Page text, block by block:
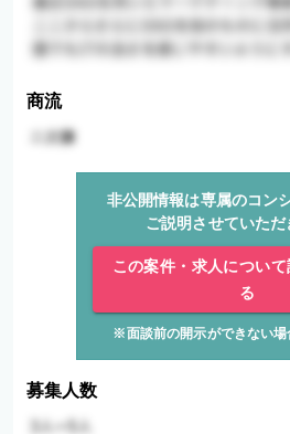
商流
非公開情報は専属のコン
ご説明させていただ
この案件・求人につい
る
※面談前の開示ができない場
募集人数